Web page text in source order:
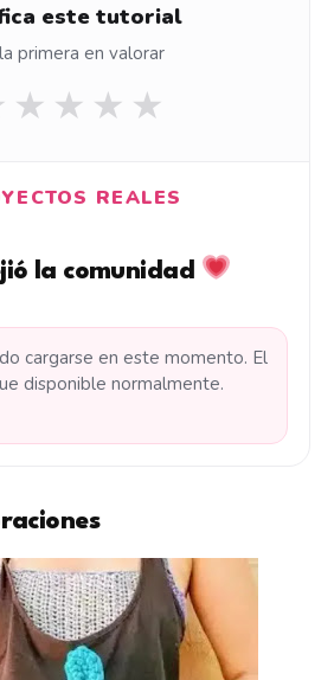
este tutorial
primera en valorar
★ ★ ★ ★
REALES
la comunidad
cargarse en este momento. El
disponible normalmente.